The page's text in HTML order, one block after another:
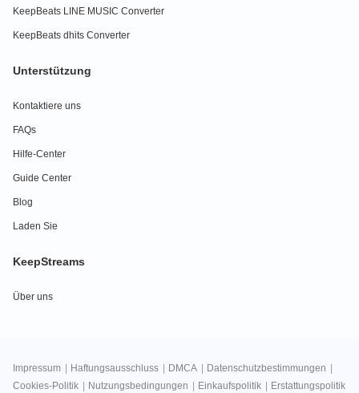
KeepBeats LINE MUSIC Converter
KeepBeats dhits Converter
Unterstützung
Kontaktiere uns
FAQs
Hilfe-Center
Guide Center
Blog
Laden Sie
KeepStreams
Über uns
Impressum Haftungsausschluss DMCA Datenschutzbestimmungen
Cookies-Politik
Nutzungsbedingungen Einkaufspolitik Erstattungspolitik